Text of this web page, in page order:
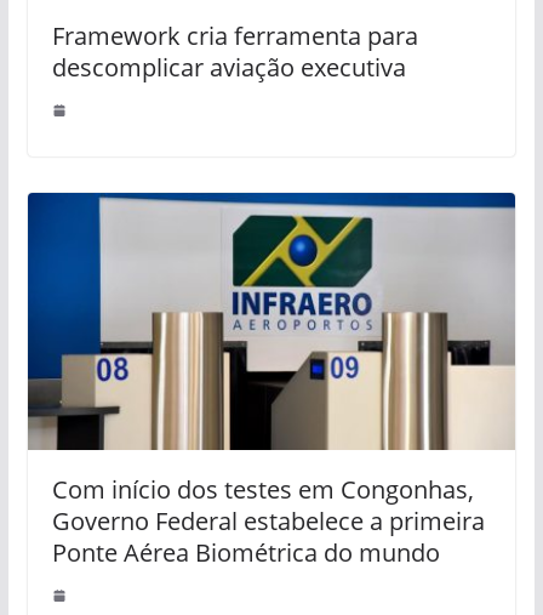
Framework cria ferramenta para
descomplicar aviação executiva
Com início dos testes em Congonhas,
Governo Federal estabelece a primeira
Ponte Aérea Biométrica do mundo